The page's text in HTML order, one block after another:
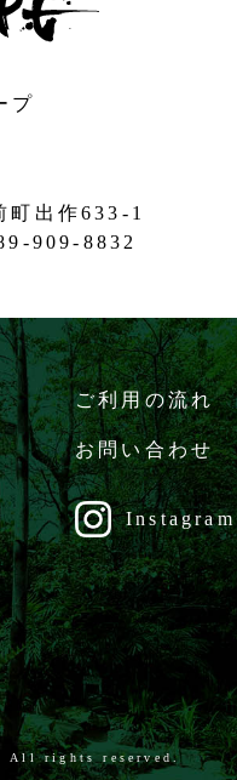
町出作633-1
909-8832
プ
ご利用の流れ
お問い合わせ
Instagram
All rights reserved.